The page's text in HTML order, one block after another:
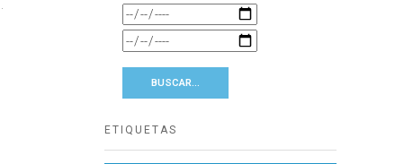
ETIQUETAS